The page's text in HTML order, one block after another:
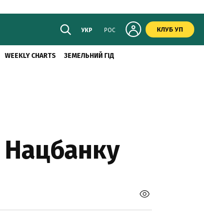
УКР РОС КЛУБ УП
WEEKLY CHARTS ЗЕМЕЛЬНИЙ ГІД
Нацбанку